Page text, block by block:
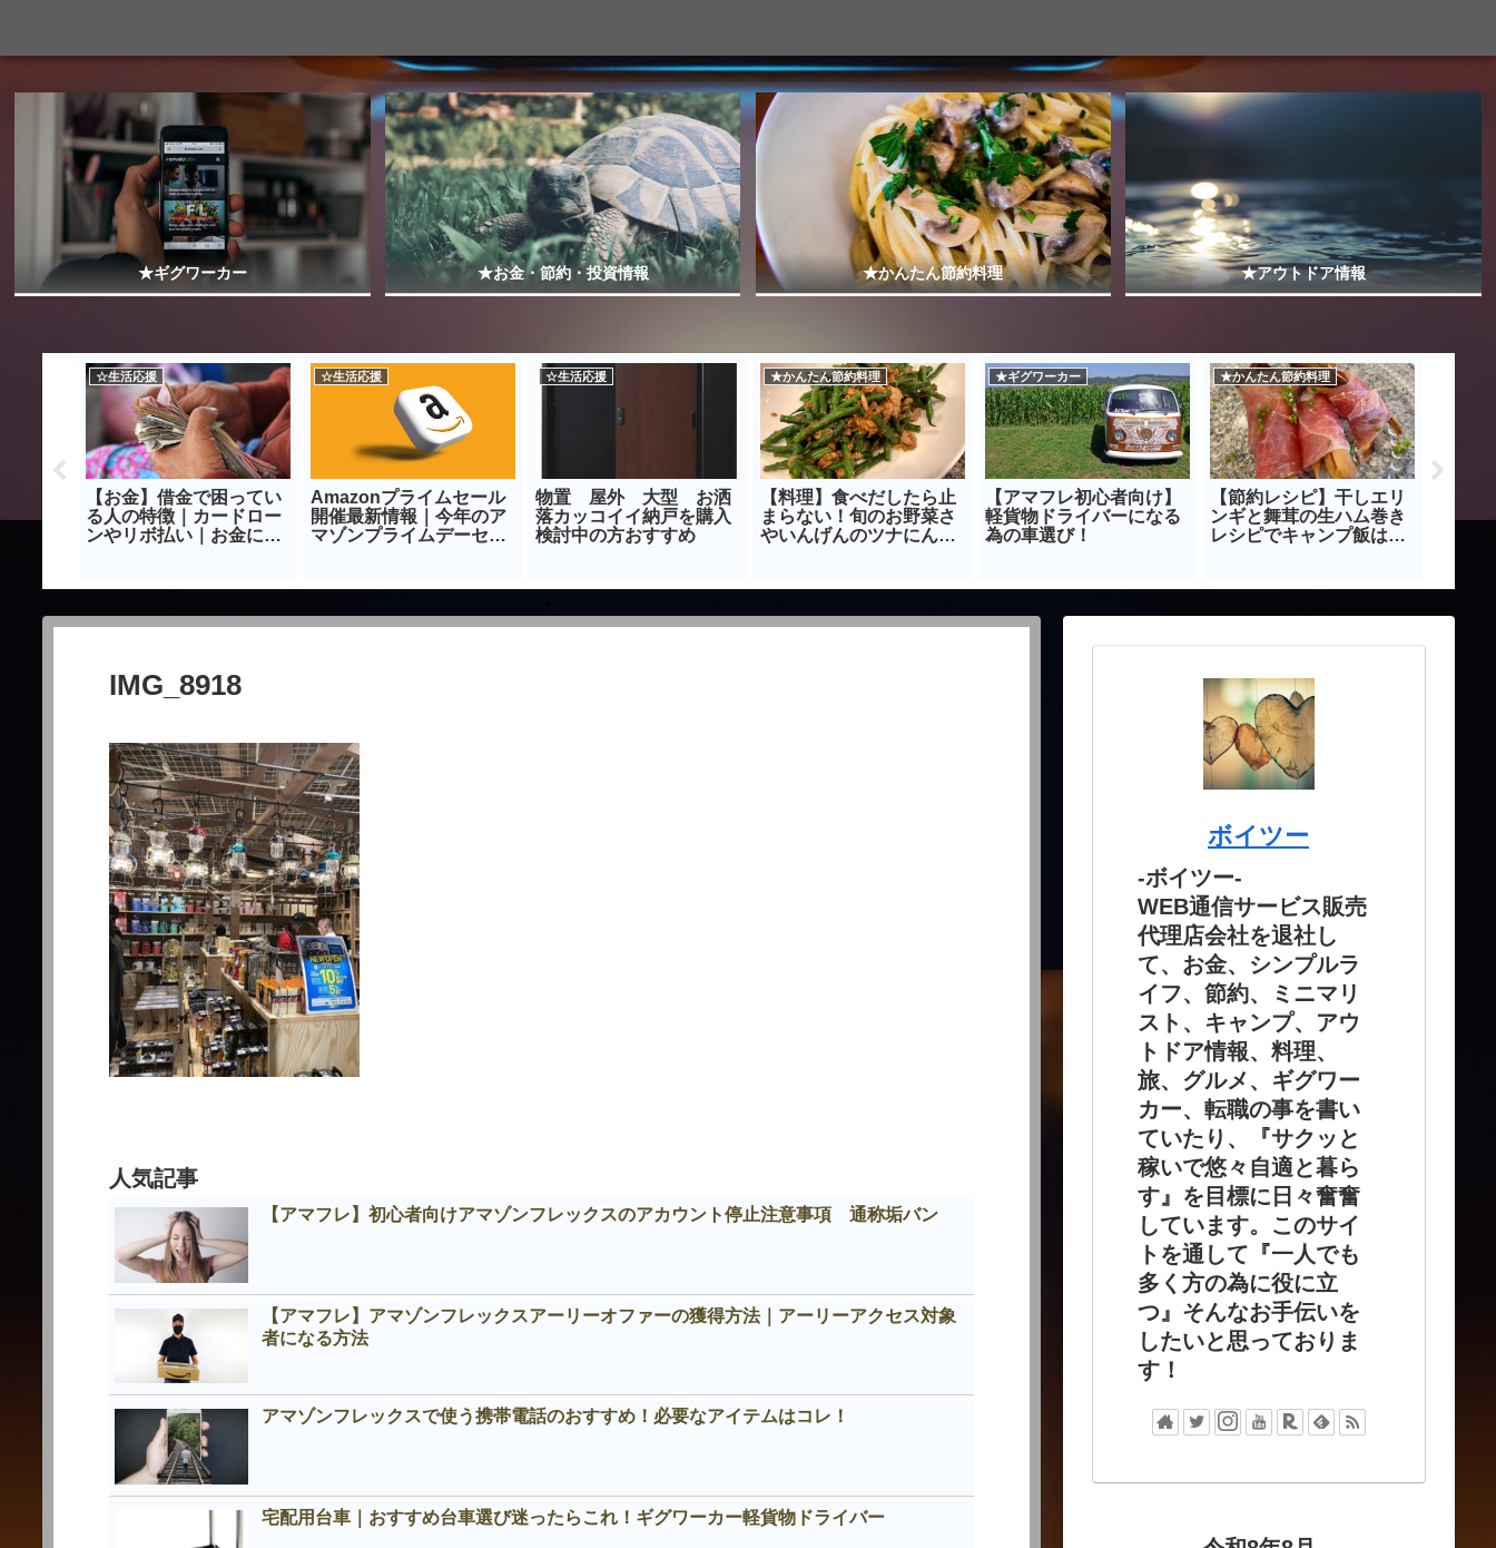
★ギグワーカー ★お金・節約・投資情報 ★かんたん節約料理 ★アウトドア情報
入し
☆生活応援
【お金】借金で困ってい
る人の特徴｜カードロー
ンやリボ払い｜お金につ
☆生活応援
Amazonプライムセール
開催最新情報｜今年のア
マゾンプライムデーセー
☆生活応援
物置 屋外 大型 お洒
落カッコイイ納戸を購入
検討中の方おすすめ
★かんたん節約料理
【料理】食べだしたら止
まらない！旬のお野菜さ
やいんげんのツナにんに
★ギグワーカー
【アマフレ初心者向け】
軽貨物ドライバーになる
為の車選び！
★かんたん節約料理
【節約レシピ】干しエリ
ンギと舞茸の生ハム巻き
レシピでキャンプ飯は時
気商
IMG_8918
人気記事
【アマフレ】初心者向けアマゾンフレックスのアカウント停止注意事項 通称垢バン
【アマフレ】アマゾンフレックスアーリーオファーの獲得方法｜アーリーアクセス対象
者になる方法
アマゾンフレックスで使う携帯電話のおすすめ！必要なアイテムはコレ！
宅配用台車｜おすすめ台車選び迷ったらこれ！ギグワーカー軽貨物ドライバー
ボイツー
-ボイツー-
WEB通信サービス販売
代理店会社を退社し
て、お金、シンプルラ
イフ、節約、ミニマリ
スト、キャンプ、アウ
トドア情報、料理、
旅、グルメ、ギグワー
カー、転職の事を書い
ていたり、『サクッと
稼いで悠々自適と暮ら
す』を目標に日々奮奮
しています。このサイ
トを通して『一人でも
多く方の為に役に立
つ』そんなお手伝いを
したいと思っておりま
す！